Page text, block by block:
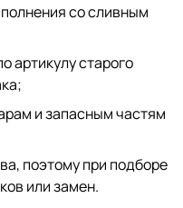
со сливным
артикулу старого
и запасным частям
поэтому при подборе
или замен.